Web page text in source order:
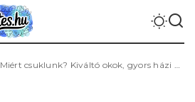
Miért csuklunk? Kiváltó okok, gyors házi megoldások és mikor forduljunk orvoshoz